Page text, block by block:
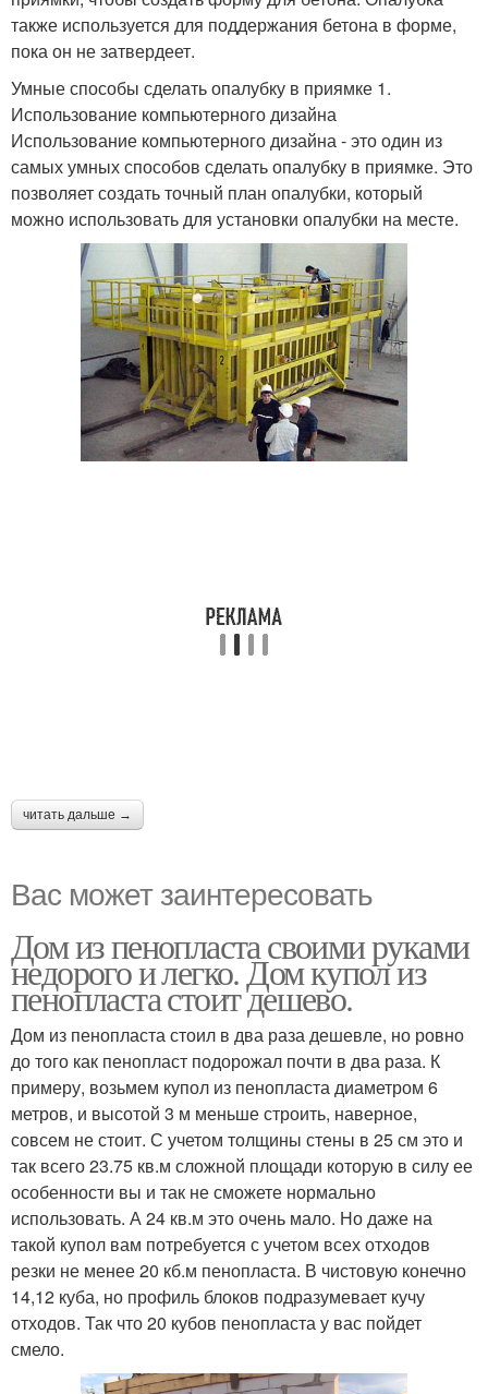
также используется для поддержания бетона в форме,
пока он не затвердеет.
Умные способы сделать опалубку в приямке 1.
Использование компьютерного дизайна
Использование компьютерного дизайна - это один из
самых умных способов сделать опалубку в приямке. Это
позволяет создать точный план опалубки, который
можно использовать для установки опалубки на месте.
читать дальше →
Вас может заинтересовать
Дом из пенопласта своими руками
недорого и легко. Дом купол из
пенопласта стоит дешево.
Дом из пенопласта стоил в два раза дешевле, но ровно
до того как пенопласт подорожал почти в два раза. К
примеру, возьмем купол из пенопласта диаметром 6
метров, и высотой 3 м меньше строить, наверное,
совсем не стоит. С учетом толщины стены в 25 см это и
так всего 23.75 кв.м сложной площади которую в силу ее
особенности вы и так не сможете нормально
использовать. А 24 кв.м это очень мало. Но даже на
такой купол вам потребуется с учетом всех отходов
резки не менее 20 кб.м пенопласта. В чистовую конечно
14,12 куба, но профиль блоков подразумевает кучу
отходов. Так что 20 кубов пенопласта у вас пойдет
смело.